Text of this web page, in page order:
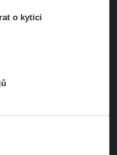
o kytici